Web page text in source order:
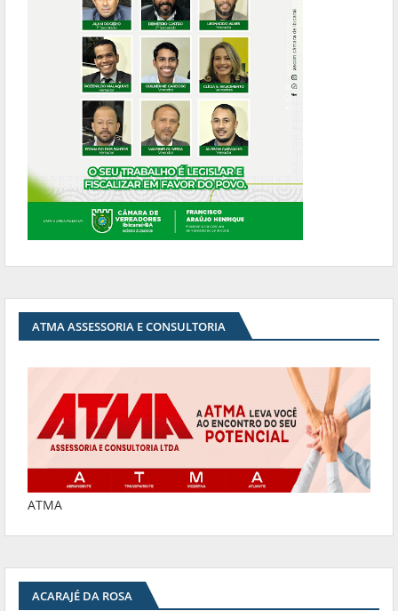
ATMA ASSESSORIA E CONSULTORIA
ATMA
ACARAJÉ DA ROSA